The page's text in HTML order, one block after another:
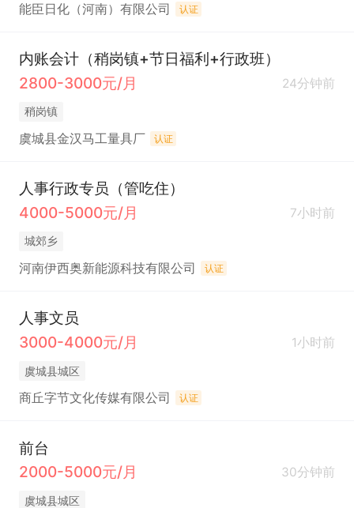
能臣日化（河南）有限公司 认证
内账会计（稍岗镇+节日福利+行政班）
2800-3000元/月
24分钟前
稍岗镇
虞城县金汉马工量具厂 认证
人事行政专员（管吃住）
4000-5000元/月
7小时前
城郊乡
河南伊西奥新能源科技有限公司 认证
人事文员
3000-4000元/月
1小时前
虞城县城区
商丘字节文化传媒有限公司 认证
前台
2000-5000元/月
30分钟前
虞城县城区